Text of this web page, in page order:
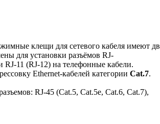
клещи для сетевого кабеля имеют
для установки разъёмов RJ-
RJ-11 (RJ-12) на телефонные кабели.
Ethernet-кабелей категории Cat.7.
RJ-45 (Cat.5, Cat.5e, Cat.6, Cat.7),